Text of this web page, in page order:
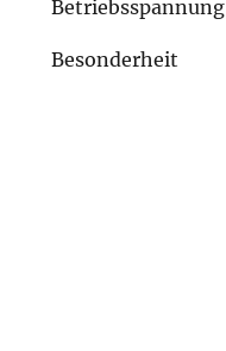
Betriebsspannung
Besonderheit